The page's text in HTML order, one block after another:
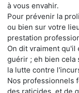
à vous envahir.
Pour prévenir la
ou bien sur votre
prestation
On dit vraiment qu'il
guérir ; eh bien cela
la lutte contre
Nos professionnels